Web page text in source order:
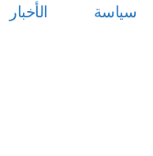
سياسة الأخبار